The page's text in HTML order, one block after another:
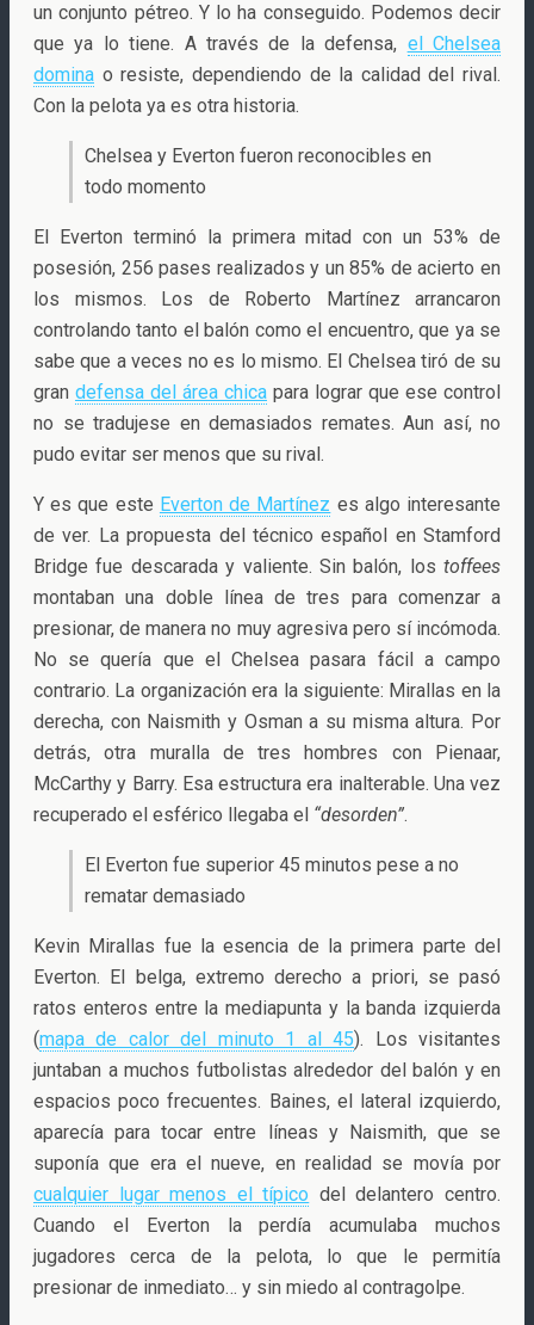
un conjunto pétreo. Y lo ha conseguido. Podemos decir
que ya lo tiene. A través de la defensa, el Chelsea
domina o resiste, dependiendo de la calidad del rival.
Con la pelota ya es otra historia.
Chelsea y Everton fueron reconocibles en
todo momento
El Everton terminó la primera mitad con un 53% de
posesión, 256 pases realizados y un 85% de acierto en
los mismos. Los de Roberto Martínez arrancaron
controlando tanto el balón como el encuentro, que ya se
sabe que a veces no es lo mismo. El Chelsea tiró de su
gran defensa del área chica para lograr que ese control
no se tradujese en demasiados remates. Aun así, no
pudo evitar ser menos que su rival.
Y es que este Everton de Martínez es algo interesante
de ver. La propuesta del técnico español en Stamford
Bridge fue descarada y valiente. Sin balón, los toffees
montaban una doble línea de tres para comenzar a
presionar, de manera no muy agresiva pero sí incómoda.
No se quería que el Chelsea pasara fácil a campo
contrario. La organización era la siguiente: Mirallas en la
derecha, con Naismith y Osman a su misma altura. Por
detrás, otra muralla de tres hombres con Pienaar,
McCarthy y Barry. Esa estructura era inalterable. Una vez
recuperado el esférico llegaba el “desorden”.
El Everton fue superior 45 minutos pese a no
rematar demasiado
Kevin Mirallas fue la esencia de la primera parte del
Everton. El belga, extremo derecho a priori, se pasó
ratos enteros entre la mediapunta y la banda izquierda
(mapa de calor del minuto 1 al 45). Los visitantes
juntaban a muchos futbolistas alrededor del balón y en
espacios poco frecuentes. Baines, el lateral izquierdo,
aparecía para tocar entre líneas y Naismith, que se
suponía que era el nueve, en realidad se movía por
cualquier lugar menos el típico del delantero centro.
Cuando el Everton la perdía acumulaba muchos
jugadores cerca de la pelota, lo que le permitía
presionar de inmediato… y sin miedo al contragolpe.